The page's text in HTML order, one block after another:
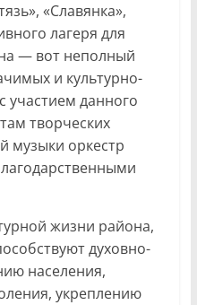
«Славянка»,
лагеря для
— вот неполный
и культурно-
участием данного
творческих
музыки оркестр
жизни района,
духовно-
населения,
укреплению